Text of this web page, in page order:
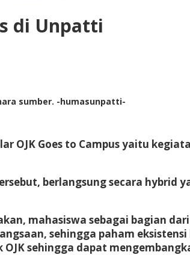
di Unpatti
sumber. -humasunpatti-
OJK Goes to Campus yaitu
berlangsung secara hybrid
mahasiswa sebagai bagian
sehingga paham
sehingga dapat